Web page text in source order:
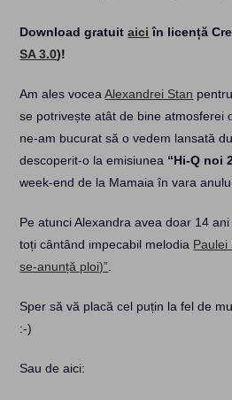
Download gratuitaici în licență
SA 3.0)!
Am ales voceaAlexandrei Stan
se potrivește atât de bine atmosferei
ne-am bucurat să o vedem lansată
descoperit-o la emisiunea “Hi-Q noi
week-end de la Mamaia în vara
Pe atunci Alexandra avea doar 14
toți cântând impecabil melodia Paulei
se-anunță ploi)”
Sper să vă placă cel puțin la fel de
:-)
Sau de aici: